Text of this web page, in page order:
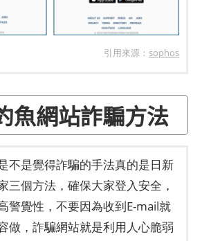
引用來源： sophos
魚網站詐騙方法
不是覺得詐騙的手法真的是日新
三個方法，確保大家登入安全，
警覺性，不要因為收到E-mail就
做，詐騙網站就是利用人心脆弱